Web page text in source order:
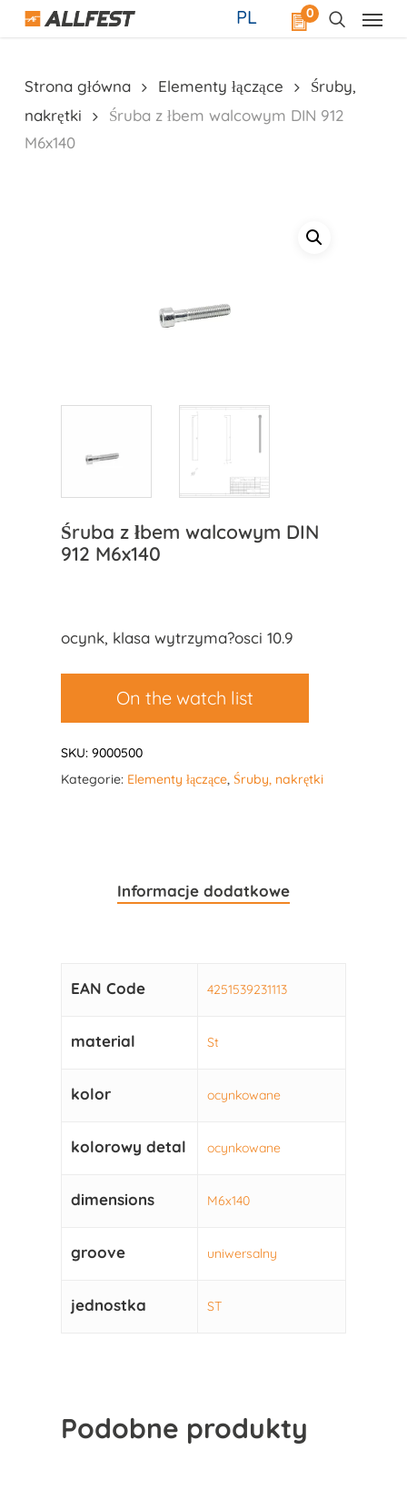
Skip
0
PL
Strona główna Elementy łączące
Śruby,
nakrętki
Śruba z łbem walcowym DIN 912
M6x140
Śruba z łbem walcowym DIN
912 M6x140
ocynk, klasa wytrzyma?osci 10.9
On the watch list
SKU: 9000500
Kategorie: Elementy łączące, Śruby, nakrętki
Informacje dodatkowe
EAN Code 4251539231113
material St
kolor ocynkowane
kolorowy detal ocynkowane
dimensions M6x140
groove uniwersalny
jednostka ST
Podobne produkty